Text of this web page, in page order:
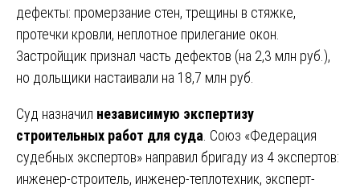
дефекты: промерзание стен, трещины в стяжке,
протечки кровли, неплотное прилегание окон.
Застройщик признал часть дефектов (на 2,3 млн руб.),
но дольщики настаивали на 18,7 млн руб.
Суд назначил независимую экспертизу
строительных работ для суда . Союз «Федерация
судебных экспертов» направил бригаду из 4 экспертов:
инженер-строитель, инженер-теплотехник, эксперт-